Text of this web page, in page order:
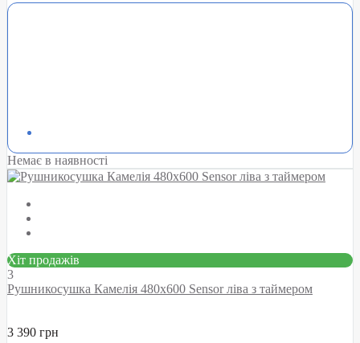
Немає в наявності
Хіт продажів
3
Рушникосушка Камелія 480х600 Sensor ліва з таймером
3 390 грн